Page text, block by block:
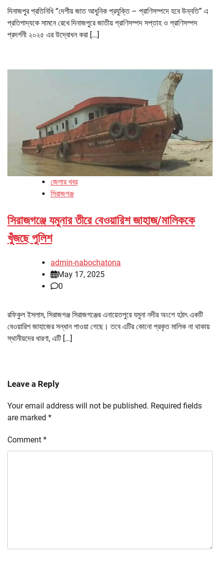
দিনাজপুর প্রতিনিধি “দেশীয় জাত আধুনিক প্রযুক্তি – প্রাণিসম্পদে হবে উন্নতি” এ
প্রতিপাদ্যকে সামনে রেখে দিনাজপুরে জাতীয় প্রাণিসম্পদ সপ্তাহ ও প্রাণিসম্পদ
প্রদর্শনী ২০২৫ এর উদ্বোধন করা […]
জেলার খবর
সিরাজগঞ্জ
সিরাজগঞ্জে যমুনার তীরে বেওয়ারিশ জাহাজ/মালিককে
খুঁজছে পুলিশ
admin-nabochatona
May 17, 2025
0
রফিকুল ইসলাম, সিরাজগঞ্জ সিরাজগঞ্জের এনায়েতপুরে যমুনা নদীর অংশে হঠাৎ একটি
বেওয়ারিশ জাহাজের সন্ধান পাওয়া গেছে। তবে এটির কোনো প্রকৃত মালিক না থাকায়
স্থানীয়দের ধারণা, এটি […]
Leave a Reply
Your email address will not be published. Required fields
are marked *
Comment *